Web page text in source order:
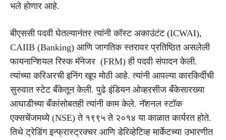
भले होणार आहे.
बीएससी पदवी घेतल्यानंतर त्यांनी कॉस्ट अकाउंटंट (ICWAI),
CAIIB (Banking) आणि जागतिक स्तरावर प्रतिष्ठित असलेली
फायनान्शियल रिस्क मॅनेजर (FRM) ही पदवी संपादन केली.
त्यांच्या करिअरची इनिंग खूप मोठी आहे. त्यांनी आपल्या कारकिर्दीची
सुरुवात स्टेट बँकेतून केली. पुढे इंडियन ओव्हरसीज बँकेसारख्या
आघाडीच्या बँकांसोबतही त्यांनी काम केले. नॅशनल स्टॉक
एक्सचेंजमध्ये (NSE) ते १९९५ ते २०१४ या काळात कार्यरत होते.
तिथे ट्रेडिंग इन्फ्रास्ट्रक्चर आणि डेरिव्हेटिव्ह मार्केटच्या उभारणीत